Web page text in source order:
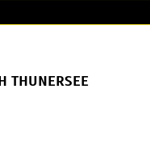
THUNERSEE